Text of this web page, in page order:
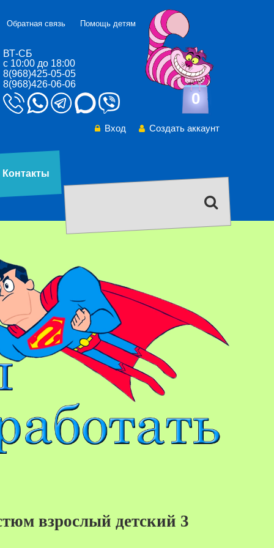
ВТ-СБ
с 10:00 до 18:00
8(968)425-05-05
8(968)426-06-06
Обратная связь Помощь детям
0
Вход Создать аккаунт
Контакты
40%
взрослый детский 3